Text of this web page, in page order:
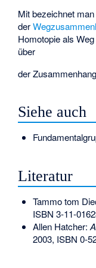
Mitbezeichnet
der
Homotopie als
über
der
Siehe auch
Literatur
Tammo tom
ISBN 3-11-
Allen Hatcher:
2003, ISBN 0-